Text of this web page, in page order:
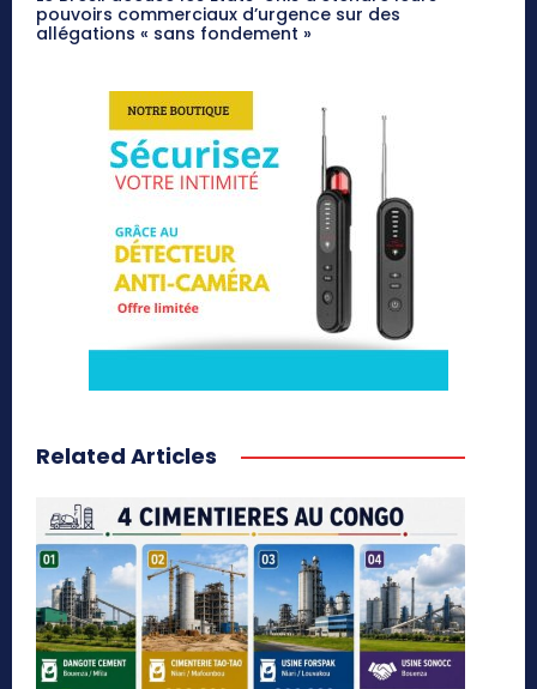
pouvoirs commerciaux d’urgence sur des
allégations « sans fondement »
Related Articles